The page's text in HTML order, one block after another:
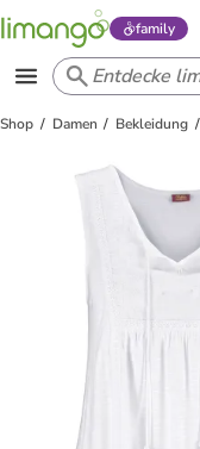
family
Shop Damen Bekleidung